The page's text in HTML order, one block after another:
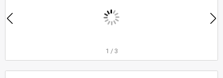
1 / 3